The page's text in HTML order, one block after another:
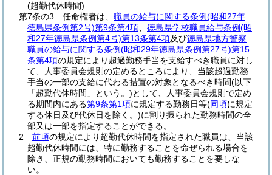
(超勤代休時間)
第7条の3
任命権者は、 職員の給与に関する条例(昭和27年
徳島県条例第2号)第9条第4項 徳島県学校職員給与条例(昭
和27年徳島県条例第4号)第13条第4項及び徳島県地方警察
職員の給与に関する条例(昭和29年徳島県条例第27号)第15
条第4項の規定により超過勤務手当を支給すべき職員に対し
て、人事委員会規則の定めるところにより、当該超過勤務
手当の一部の支給に代わる措置の対象となるべき時間(以下
「超勤代休時間」という。)として、人事委員会規則で定め
る期間内にある第9条第1項に規定する勤務日等(同項に規定
する休日及び代休日を除く。)に割り振られた勤務時間の全
部又は一部を指定することができる。
2
前項の規定により超勤代休時間を指定された職員は、当該
超勤代休時間には、特に勤務することを命ぜられる場合を
除き、正規の勤務時間においても勤務することを要しな
い。